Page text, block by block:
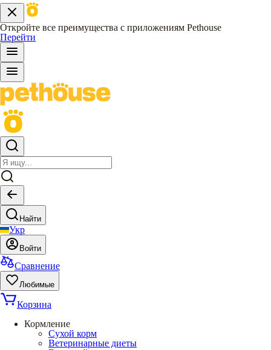
Откройте все преимущества с приложениям Pethouse
Перейти
Найти
Укр
Войти
Сравнение
Любимые
Корзина
Кормление
Сухой корм
Ветеринарные диеты